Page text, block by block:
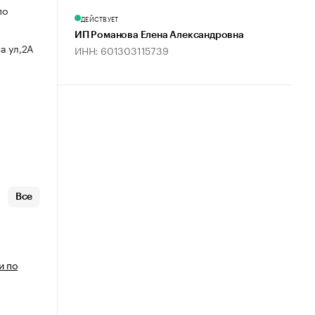
ул,2А
Все
по
ДЕЙСТВУЕТ
ИП Романова Елена Александровна
ИНН: 601303115739